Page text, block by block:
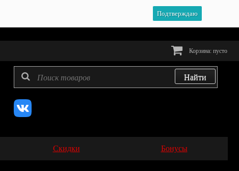
Подтверждаю
Корзина: пусто
Скидки Бонусы